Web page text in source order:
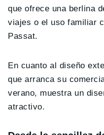
que ofrece una berlina
viajes o el uso familiar
Passat.
En cuanto al diseño
que arranca su
verano, muestra un
atractivo.